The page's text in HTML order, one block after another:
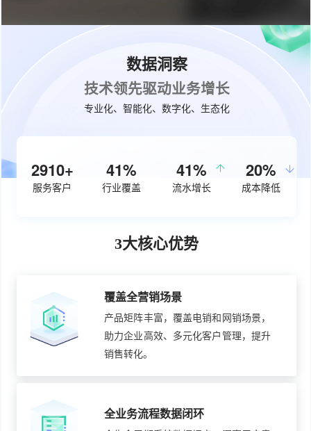
数据洞察
技术领先驱动业务增长
专业化、智能化、数字化、生态化
3710+
服务客户
53%
行业覆盖
50%
流水增长
26%
成本降低
3大核心优势
覆盖全营销场景
产品矩阵丰富，覆盖电销和网销场景，
助力企业高效、多元化客户管理，提升
销售转化。
全业务流程数据闭环